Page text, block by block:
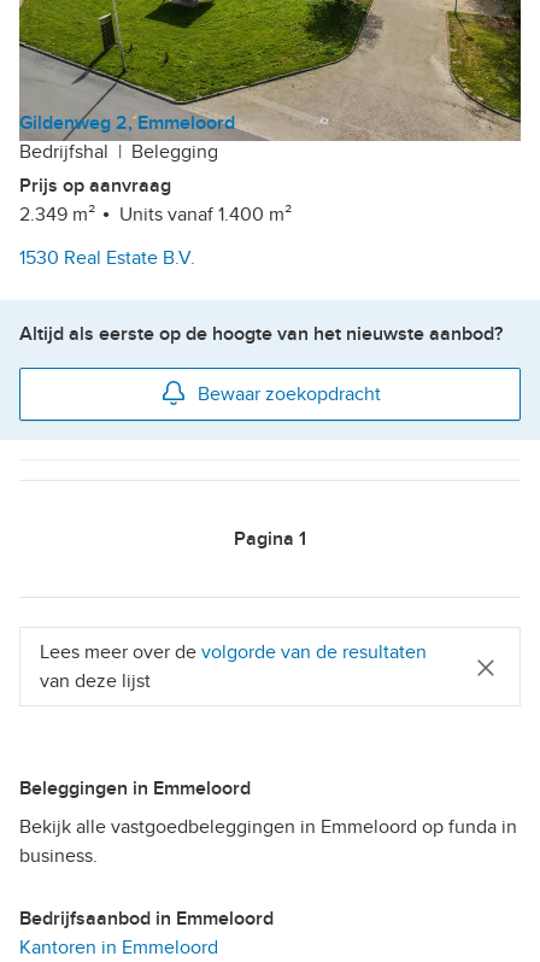
Gildenweg 2, Emmeloord
Bedrijfshal | Belegging
Prijs op aanvraag
2.349 m²
Units vanaf 1.400 m²
1530 Real Estate B.V.
Altijd als eerste op de hoogte van het nieuwste aanbod?
Bewaar zoekopdracht
Pagina 1
Lees meer over de volgorde van de resultaten
van deze lijst
Beleggingen in Emmeloord
Bekijk alle vastgoedbeleggingen in Emmeloord op funda in
business.
Bedrijfsaanbod in Emmeloord
Kantoren in Emmeloord